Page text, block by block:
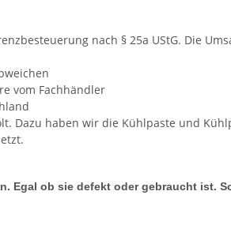
nach § 25a UStG. Die
vom Fachhändler
Dazu haben wir die Kühlpaste und
Egal ob sie defekt oder gebraucht ist.